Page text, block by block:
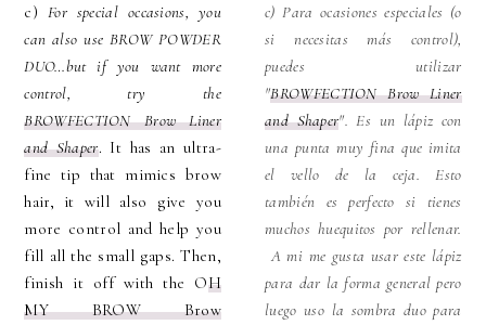
c) For special occasions, you
can also use BROW POWDER
DUO…but if you want more
control, try the
BROWFECTION Brow Liner
and Shaper. It has an ultra-
fine tip that mimics brow
hair, it will also give you
more control and help you
fill all the small gaps. Then,
finish it off with the OH
MY BROW Brow
c) Para ocasiones especiales (o
si necesitas más control),
puedes utilizar
"BROWFECTION Brow Liner
and Shaper". Es un lápiz con
una punta muy fina que imita
el vello de la ceja. Esto
también es perfecto si tienes
muchos huequitos por rellenar.
A mi me gusta usar este lápiz
para dar la forma general pero
luego uso la sombra duo para